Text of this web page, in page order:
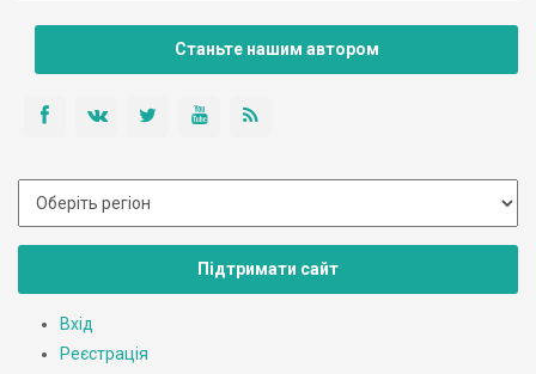
Станьте нашим автором
Підтримати сайт
Вхід
Реєстрація